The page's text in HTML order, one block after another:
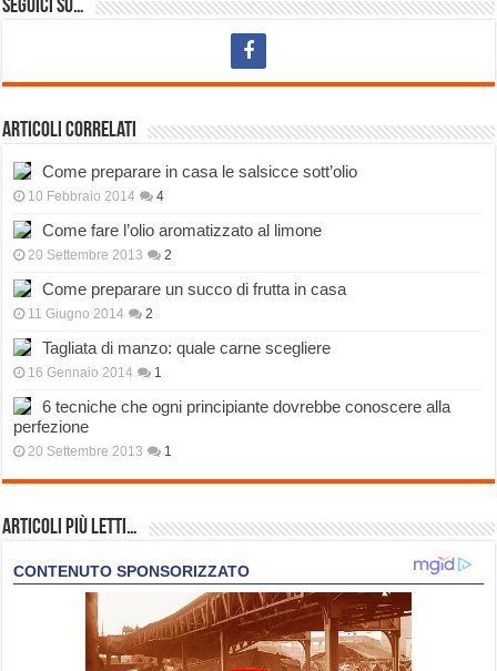
Seguici su…
Articoli correlati
Come preparare in casa le salsicce sott’olio
10 Febbraio 2014 4
Come fare l’olio aromatizzato al limone
20 Settembre 2013 2
Come preparare un succo di frutta in casa
11 Giugno 2014 2
Tagliata di manzo: quale carne scegliere
16 Gennaio 2014 1
6 tecniche che ogni principiante dovrebbe conoscere alla
perfezione
20 Settembre 2013 1
Articoli più Letti…